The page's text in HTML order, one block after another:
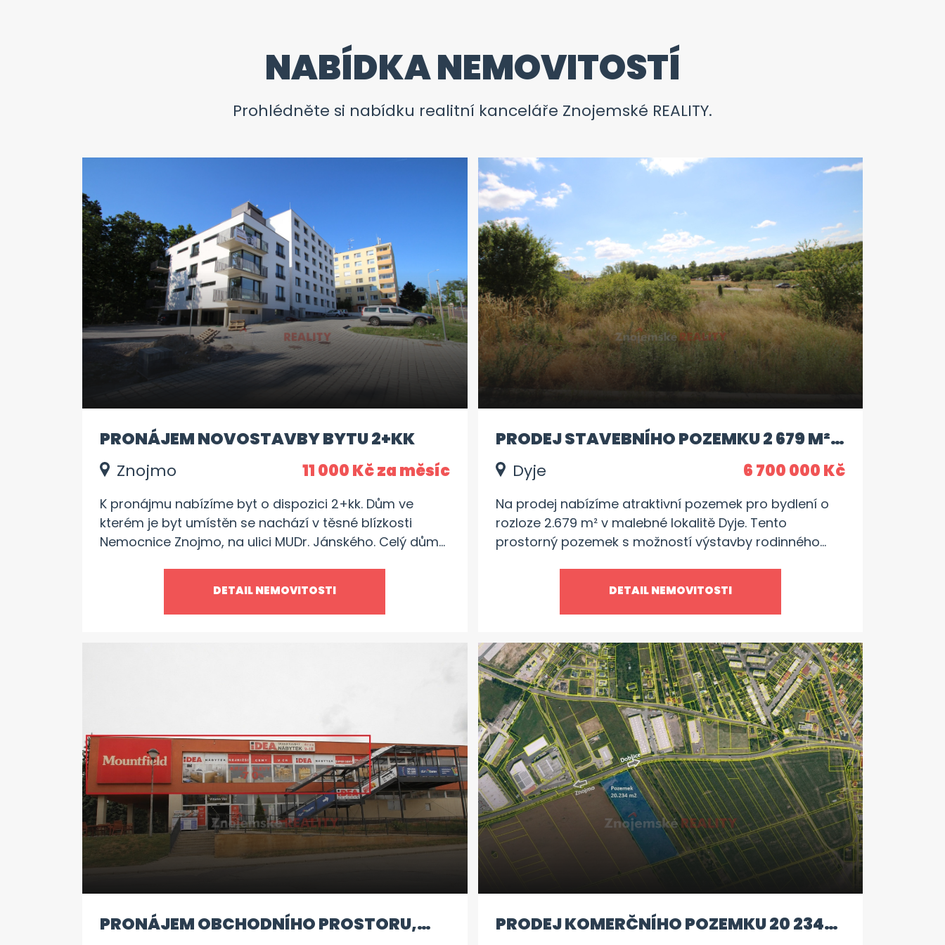
NABÍDKA NEMOVITOSTÍ
Prohlédněte si nabídku realitní kanceláře Znojemské REALITY.
PRONÁJEM NOVOSTAVBY BYTU 2+KK
Znojmo 11 000 Kč za měsíc
K pronájmu nabízíme byt o dispozici 2+kk. Dům ve
kterém je byt umístěn se nachází v těsné blízkosti
Nemocnice Znojmo, na ulici MUDr. Jánského. Celý dům
m2 sestává z předsíně, kuchyně s jídelním koutem,
obývacího pokoje a koupelny se sprchovým koutem a
stavbu lze očekávat nízké provozní náklady. Jednotka
se nachází v 1 NP, součástí bytu je i sklepní kóje. Měsíční
nájemné činí 11.000,-Kč + 3.500,- zálohy na energie +
kauce. Byt je ihned k užívání. Doplňující info a prohlídky
žádejte v RK.
DETAIL NEMOVITOSTI
PRODEJ STAVEBNÍHO POZEMKU 2 679 M²,
DYJE
Dyje 6 700 000 Kč
Na prodej nabízíme atraktivní pozemek pro bydlení o
rozloze 2.679 m² v malebné lokalitě Dyje. Tento
prostorný pozemek s možností výstavby rodinného
toho je zde již zavedená elektřina, což usnadní celý
proces výstavby. Díky své velikosti a poloze je tento
vysněného domova v přírodě. Nezmeškejte tuto
jedinečnou příležitost a staňte se majitelem tohoto
pohádkového místa k bydlení!
DETAIL NEMOVITOSTI
PRONÁJEM OBCHODNÍHO PROSTORU,
PRODEJ KOMERČNÍHO POZEMKU 20 234